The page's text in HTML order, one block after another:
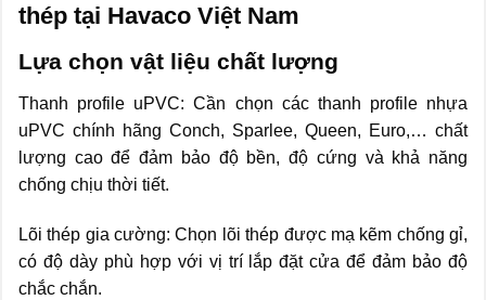
thép tại Havaco Việt Nam
Lựa chọn vật liệu chất lượng
Thanh profile uPVC: Cần chọn các thanh profile nhựa
uPVC chính hãng Conch, Sparlee, Queen, Euro,… chất
lượng cao để đảm bảo độ bền, độ cứng và khả năng
chống chịu thời tiết.
Lõi thép gia cường: Chọn lõi thép được mạ kẽm chống gỉ,
có độ dày phù hợp với vị trí lắp đặt cửa để đảm bảo độ
chắc chắn.